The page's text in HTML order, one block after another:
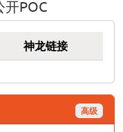
开POC
神龙链接
高级